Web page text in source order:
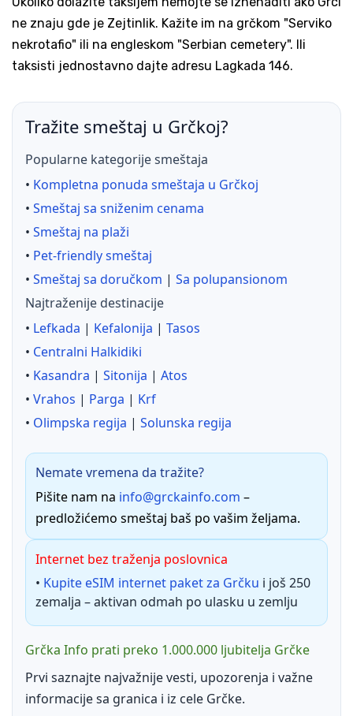
ne znaju gde je Zejtinlik. Kažite im na grčkom "Serviko
nekrotafio" ili na engleskom "Serbian cemetery". Ili
taksisti jednostavno dajte adresu Lagkada 146.
Tražite smeštaj u Grčkoj?
Popularne kategorije smeštaja
• Kompletna ponuda smeštaja u Grčkoj
• Smeštaj sa sniženim cenama
• Smeštaj na plaži
• Pet-friendly smeštaj
• Smeštaj sa doručkom | Sa polupansionom
Najtraženije destinacije
• Lefkada | Kefalonija | Tasos
• Centralni Halkidiki
• Kasandra | Sitonija | Atos
• Vrahos | Parga | Krf
• Olimpska regija | Solunska regija
Nemate vremena da tražite?
Pišite nam na info@grckainfo.com –
predložićemo smeštaj baš po vašim željama.
Internet bez traženja poslovnica
• Kupite eSIM internet paket za Grčku i još 250
zemalja – aktivan odmah po ulasku u zemlju
Grčka Info prati preko 1.000.000 ljubitelja Grčke
Prvi saznajte najvažnije vesti, upozorenja i važne
informacije sa granica i iz cele Grčke.